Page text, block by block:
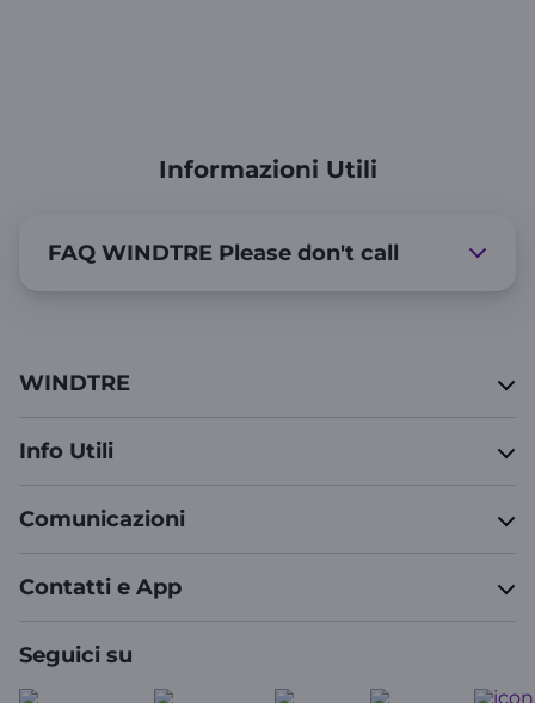
Informazioni Utili
FAQ WINDTRE Please don't call
WINDTRE
Info Utili
Comunicazioni
Contatti e App
Seguici su